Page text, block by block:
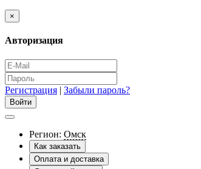
×
Авторизация
Регистрация | Забыли пароль?
Регион: Омск
Как заказать
Оплата и доставка